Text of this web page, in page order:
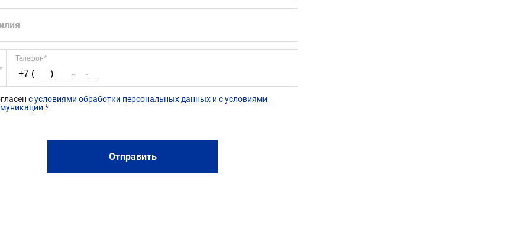
Телефон*
с условиями обработки персональных данных и с условиями
*
Отправить